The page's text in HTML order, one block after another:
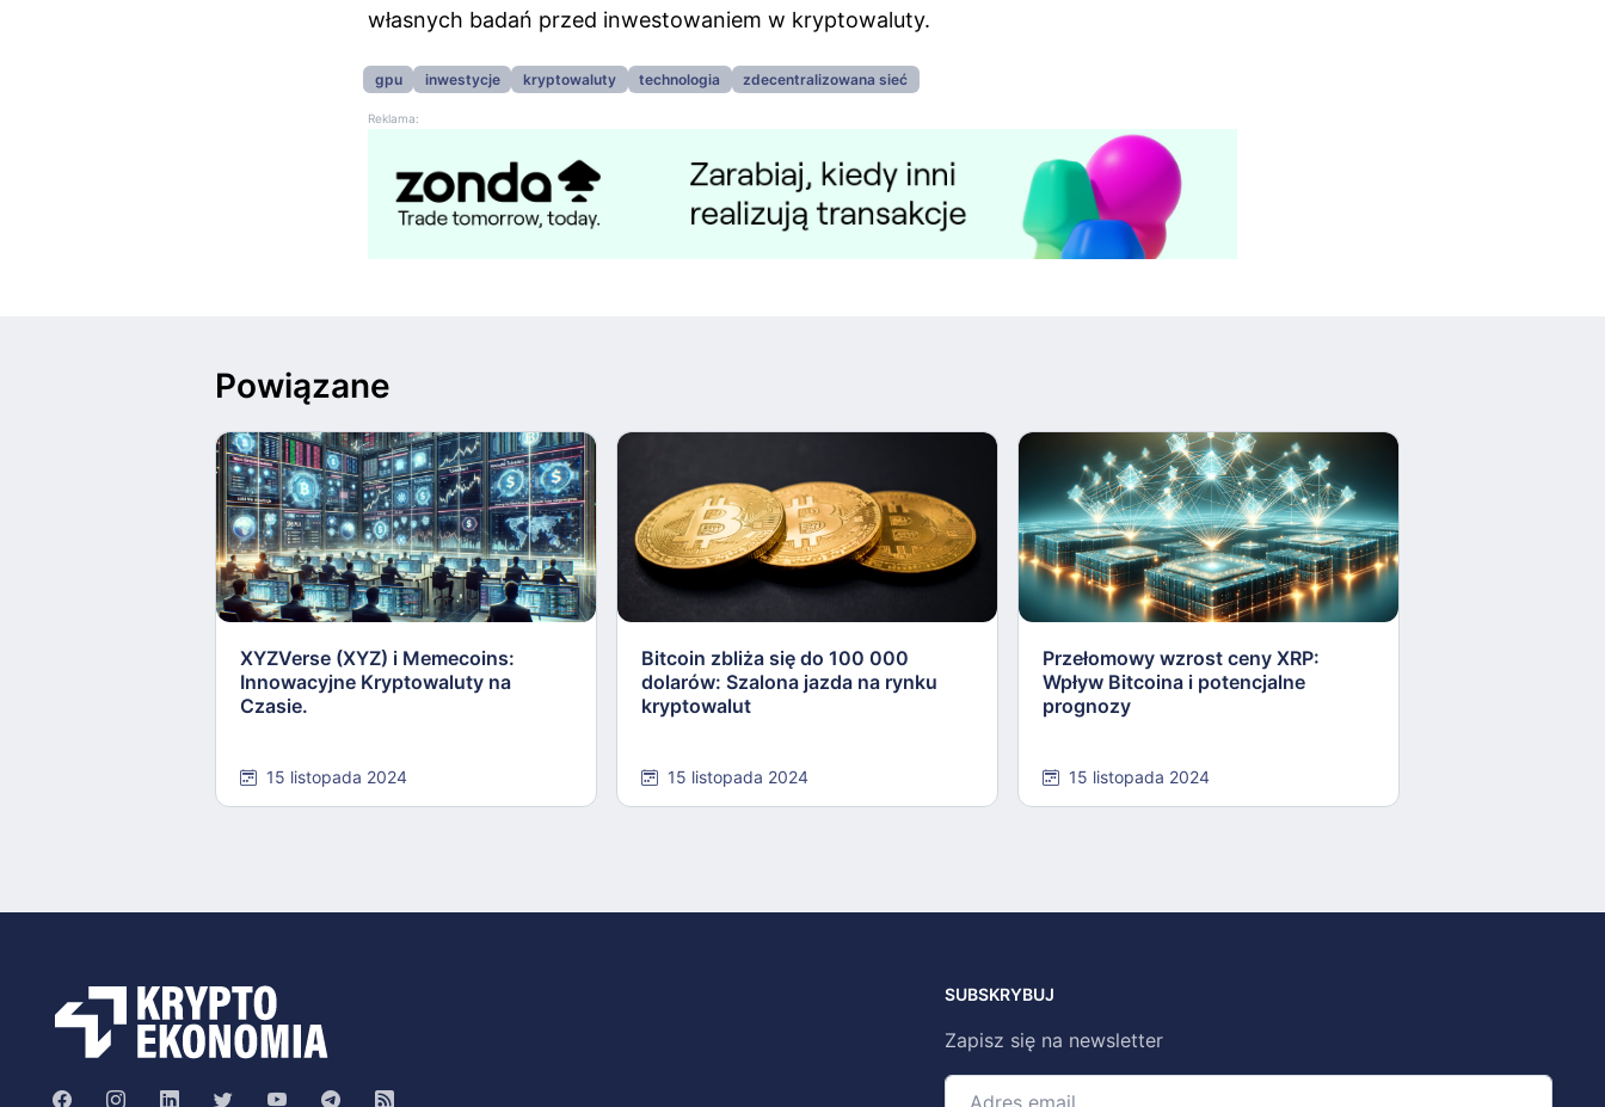
własnych badań przed inwestowaniem w kryptowaluty.
gpu inwestycje kryptowaluty technologia zdecentralizowana sieć
Reklama:
Powiązane
XYZVerse (XYZ) i Memecoins:
Innowacyjne Kryptowaluty na
Czasie.
15 listopada 2024
Bitcoin zbliża się do 100 000
dolarów: Szalona jazda na rynku
kryptowalut
15 listopada 2024
Przełomowy wzrost ceny XRP:
Wpływ Bitcoina i potencjalne
prognozy
15 listopada 2024
SUBSKRYBUJ
Zapisz się na newsletter